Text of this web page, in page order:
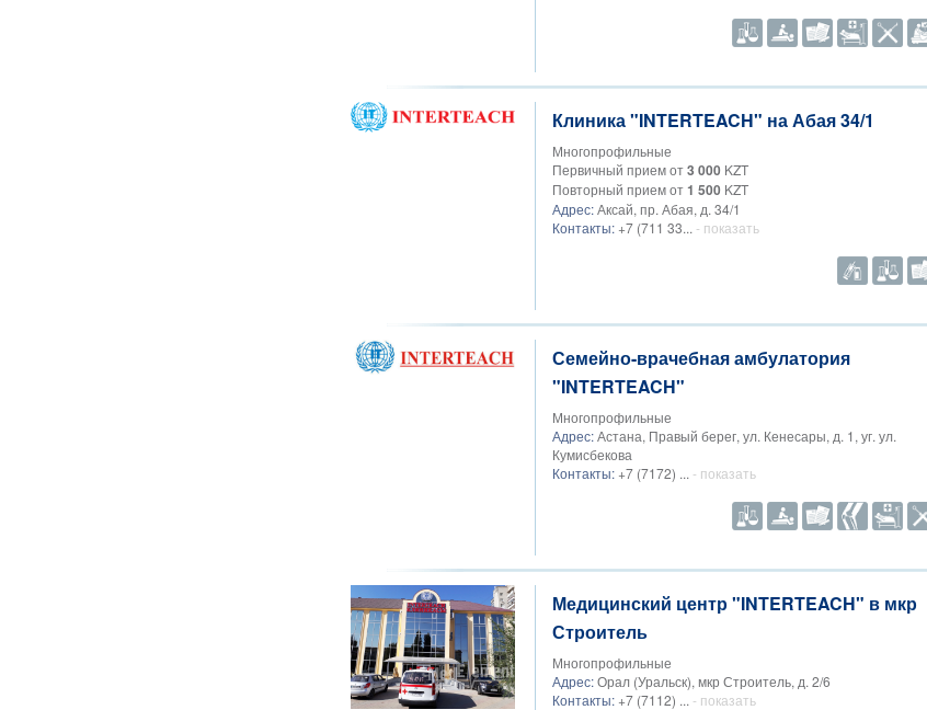
Клиника "INTERTEACH" на Абая 34/1
Многопрофильные
Первичный прием от3 000KZT
Повторный прием от1 500KZT
Адрес:Аксай, пр. Абая, д. 34/1
Контакты: +7 (711 33... - показать
Семейно-врачебная амбулатория
"INTERTEACH"
Многопрофильные
Адрес:Астана, Правый берег, ул. Кенесары, д. 1, уг. ул.
Кумисбекова
Контакты: +7 (7172) ... - показать
Медицинский центр "INTERTEACH" в мкр
Строитель
Многопрофильные
Адрес:Орал (Уральск), мкр Строитель, д. 2/6
Контакты: +7 (7112) ... - показать